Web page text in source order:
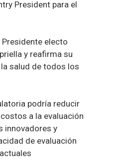
President para el
electo
y reafirma su
salud de todos los
podría reducir
a la evaluación
innovadores y
de evaluación